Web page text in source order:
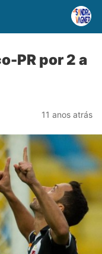
PR por 2 a
11 anos atrás